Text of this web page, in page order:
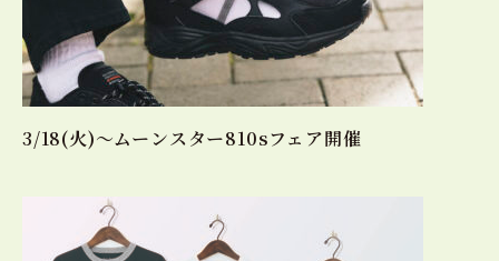
3/18(火)〜ムーンスター810sフェア開催